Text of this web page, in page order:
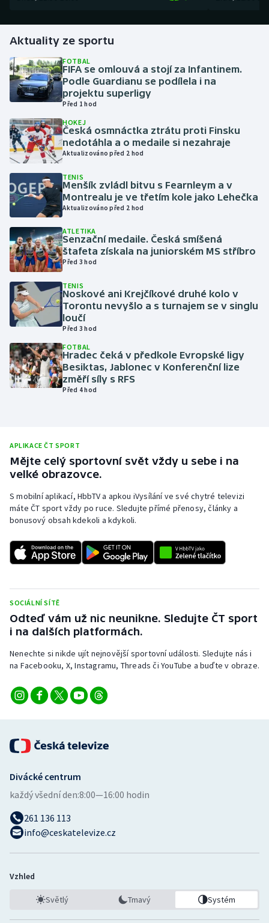
Dostihy
Florbal
Futsal
Gymnastika
Házená
Jezdectví
Judo
Krasobruslení
Lezení
Lyže a snowboard
Moderní pětiboj
Motorsport
Plavání
Plážový volejbal
Ragby
Rychlobruslení
Short track
Sportovní střelba
Stolní tenis
Triatlon
Veslování
Vodní slalom
Volejbal
Aktuality ze sportu
FOTBAL
FIFA se omlouvá a stojí za Infantinem.
Podle Guardianu se podílela i na
projektu superligy
Před 1 hod
HOKEJ
Česká osmnáctka ztrátu proti Finsku
nedotáhla a o medaile si nezahraje
Aktualizováno před 2 hod
TENIS
Menšík zvládl bitvu s Fearnleym a v
Montrealu je ve třetím kole jako Lehečka
Aktualizováno před 2 hod
ATLETIKA
Senzační medaile. Česká smíšená
štafeta získala na juniorském MS stříbro
Před 3 hod
TENIS
Noskové ani Krejčíkové druhé kolo v
Torontu nevyšlo a s turnajem se v singlu
loučí
Před 3 hod
FOTBAL
Hradec čeká v předkole Evropské ligy
Besiktas, Jablonec v Konferenční lize
změří síly s RFS
Před 4 hod
APLIKACE ČT SPORT
Mějte celý sportovní svět vždy u sebe i na
velké obrazovce.
S mobilní aplikací, HbbTV a apkou iVysílání ve své chytré televizi
máte ČT sport vždy po ruce. Sledujte přímé přenosy, články a
bonusový obsah kdekoli a kdykoli.
SOCIÁLNÍ SÍTĚ
Odteď vám už nic neunikne. Sledujte ČT sport
i na dalších platformách.
Nenechte si nikde ujít nejnovější sportovní události. Sledujte nás i
na Facebooku, X, Instagramu, Threads či YouTube a buďte v obraze.
Divácké centrum
každý všední den:8:00—16:00 hodin
261 136 113
info@ceskatelevize.cz
Vzhled
Světlý Tmavý Systém